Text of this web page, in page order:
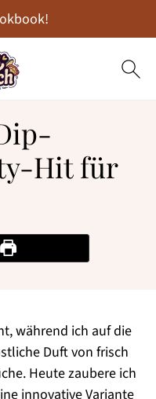
Hit für
Print Recipe
während ich auf die
Duft von frisch
Heute zaubere ich
innovative Variante